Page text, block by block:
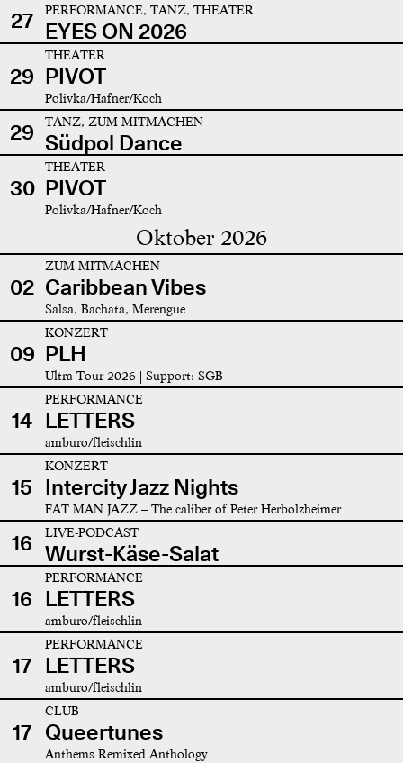
27 PERFORMANCE, TANZ, THEATER
EYES ON 2026
29
THEATER
PIVOT
Polivka/Hafner/Koch
29 TANZ, ZUM MITMACHEN
Südpol Dance
30
THEATER
PIVOT
Polivka/Hafner/Koch
Oktober 2026
02
ZUM MITMACHEN
Caribbean Vibes
Salsa, Bachata, Merengue
09
KONZERT
PLH
Ultra Tour 2026 | Support: SGB
14
PERFORMANCE
LETTERS
amburo/fleischlin
15
KONZERT
Intercity Jazz Nights
FAT MAN JAZZ – The caliber of Peter Herbolzheimer
16 LIVE-PODCAST
Wurst-Käse-Salat
16
PERFORMANCE
LETTERS
amburo/fleischlin
17
PERFORMANCE
LETTERS
amburo/fleischlin
17
CLUB
Queertunes
Anthems Remixed Anthology